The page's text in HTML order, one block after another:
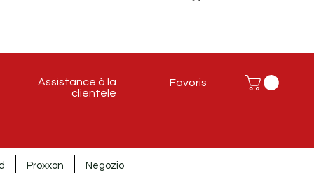
Favoris
Assistance à la
clientèle
Proxxon Negozio